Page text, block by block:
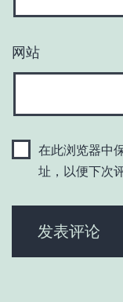
网站
在此浏览器中
址，以便下次